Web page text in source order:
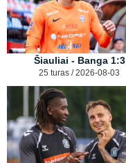
Šiauliai - Banga 1:3
25 turas / 2026-08-03